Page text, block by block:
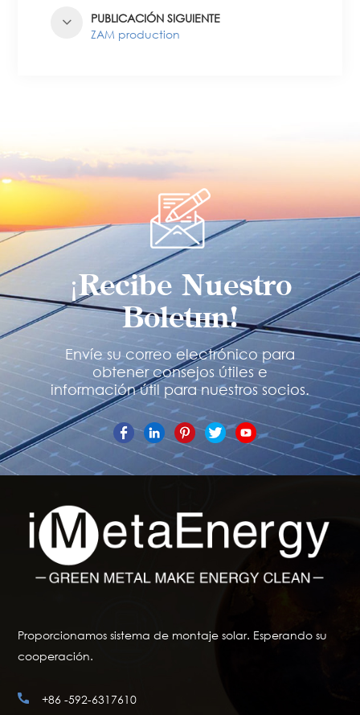
PUBLICACIÓN SIGUIENTE
ZAM production
¡Recibe Nuestro
Boletín!
Envíe su correo electrónico para
obtener consejos útiles e
información útil para nuestros socios.
Proporcionamos sistema de montaje solar. Esperando su
cooperación.
+86 -592-6317610